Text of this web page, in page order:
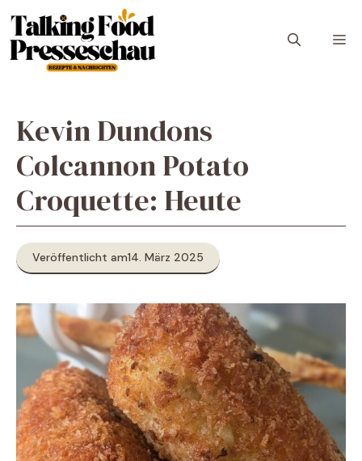
Inhalt
springen
Kevin Dundons
Colcannon Potato
Croquette: Heute
Veröffentlicht am14. März 2025